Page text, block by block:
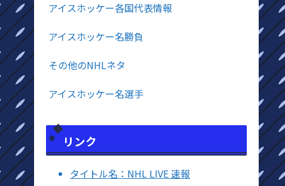
アイスホッケー各国代表情報
アイスホッケー名勝負
その他のNHLネタ
アイスホッケー名選手
リンク
タイトル名：NHL LIVE 速報